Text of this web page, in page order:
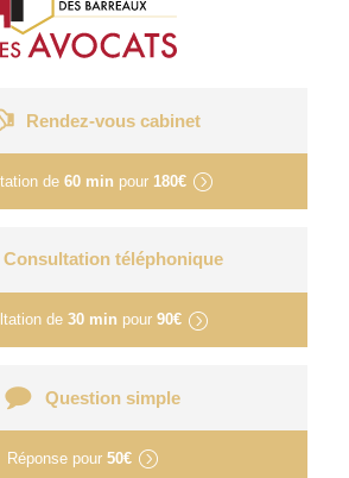
Rendez-vous cabinet
de 60 min pour 180€
Consultation téléphonique
de 30 min pour 90€
Question simple
Réponse pour 50€